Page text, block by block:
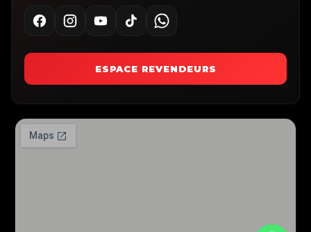
ESPACE REVENDEURS